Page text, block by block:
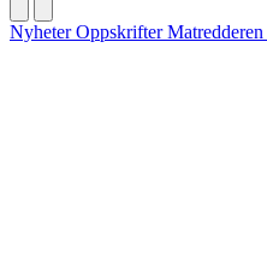
NyheterOppskrifterMatredderen